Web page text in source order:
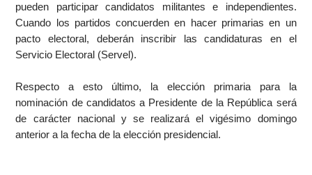
pueden participar candidatos militantes e independientes.
Cuando los partidos concuerden en hacer primarias en un
pacto electoral, deberán inscribir las candidaturas en el
Servicio Electoral (Servel).
Respecto a esto último, la elección primaria para la
nominación de candidatos a Presidente de la República será
de carácter nacional y se realizará el vigésimo domingo
anterior a la fecha de la elección presidencial.